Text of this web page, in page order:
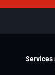
Services